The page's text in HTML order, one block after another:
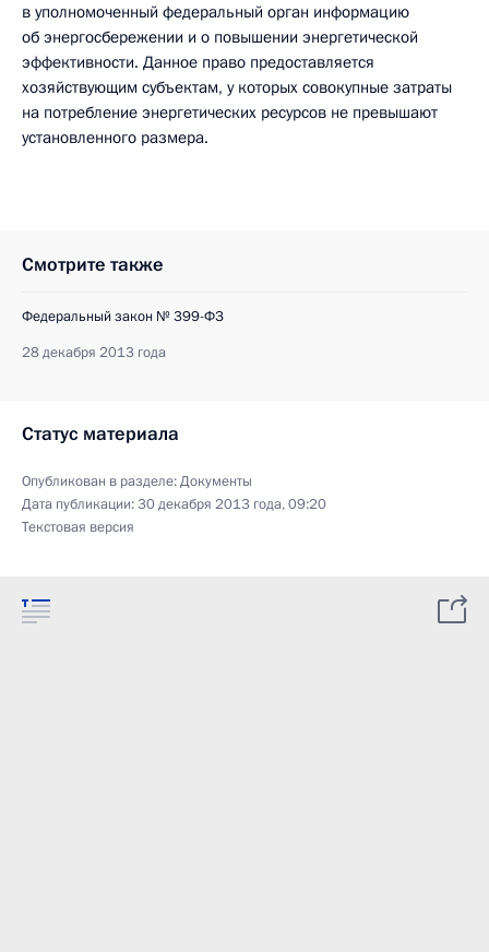
в уполномоченный федеральный орган информацию
об энергосбережении и о повышении энергетической
эффективности. Данное право предоставляется
хозяйствующим субъектам, у которых совокупные затраты
на потребление энергетических ресурсов не превышают
установленного размера.
Смотрите также
Федеральный закон № 399-ФЗ
28 декабря 2013 года
Статус материала
Опубликован в разделе:Документы
Дата публикации:30 декабря 2013 года, 09:20
Текстовая версия